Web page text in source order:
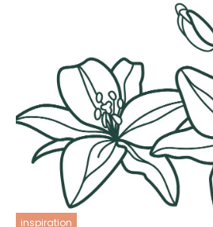
inspiration